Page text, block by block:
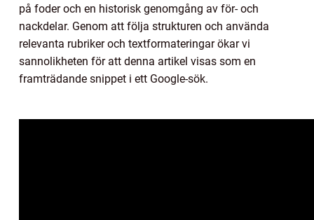
på foder och en historisk genomgång av för- och
nackdelar. Genom att följa strukturen och använda
relevanta rubriker och textformateringar ökar vi
sannolikheten för att denna artikel visas som en
framträdande snippet i ett Google-sök.